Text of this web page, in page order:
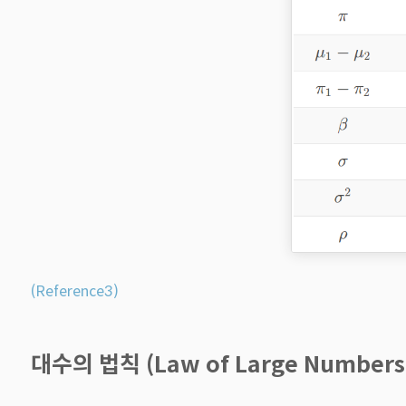
(Reference3)
대수의 법칙 (Law of Large